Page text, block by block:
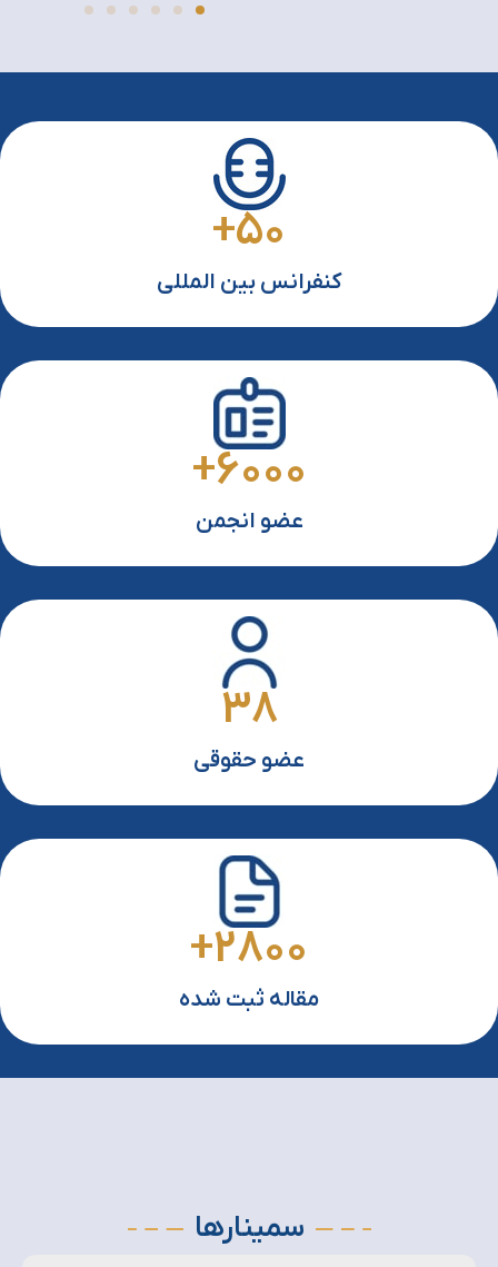
کنفرانس بین المللی
50
+
عضو انجمن
6000
+
عضو حقوقی
38
مقاله ثبت شده
2800
+
سمینارها